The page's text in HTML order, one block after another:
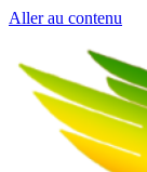
Aller au contenu